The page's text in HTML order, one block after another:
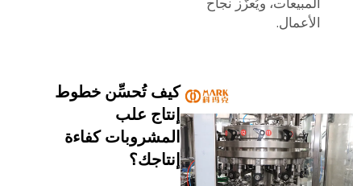
الأعمال.
كيف تُحسِّن خطوط
إنتاج علب
المشروبات كفاءة
إنتاجك؟